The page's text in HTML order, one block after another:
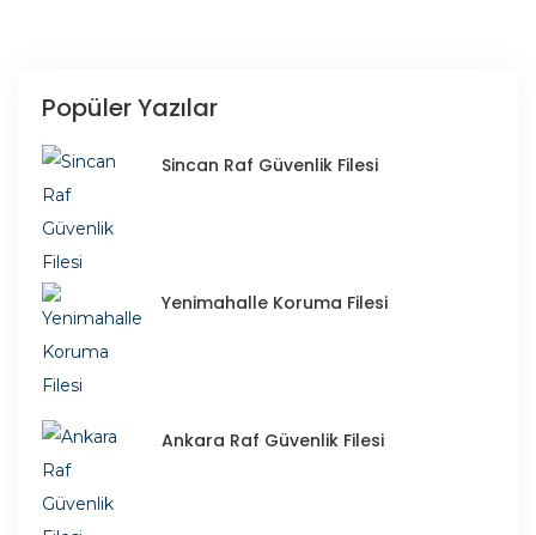
Popüler Yazılar
Sincan Raf Güvenlik Filesi
Yenimahalle Koruma Filesi
Ankara Raf Güvenlik Filesi